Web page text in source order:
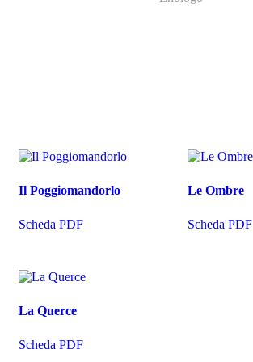
Il Poggiomandorlo
Scheda PDF
Le Ombre
Scheda PDF
La Querce
Scheda PDF